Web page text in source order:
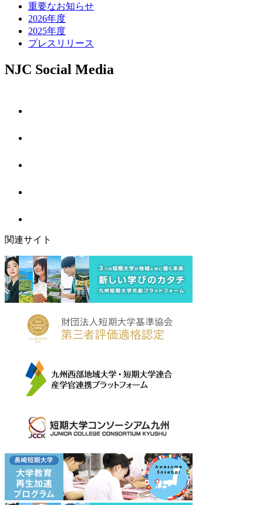
重要なお知らせ
2026年度
2025年度
プレスリリース
NJC Social Media
関連サイト